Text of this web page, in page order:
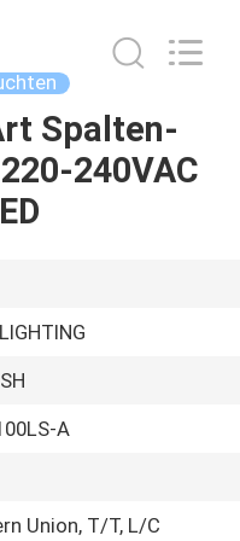
Spalten-
240VAC
A
Union, T/T, L/C